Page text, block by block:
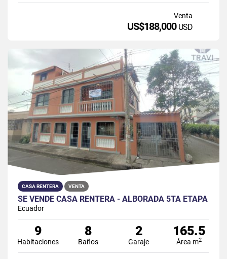
Venta
US$188,000 USD
CASA RENTERA VENTA
SE VENDE CASA RENTERA - ALBORADA 5TA ETAPA
Ecuador
9
Habitaciones
8
Baños
2
Garaje
165.5
Área m2